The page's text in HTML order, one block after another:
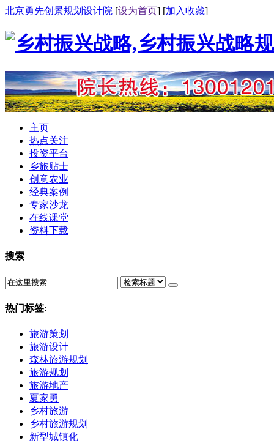
北京勇先创景规划设计院 [设为首页] [加入收藏]
主页
热点关注
投资平台
乡旅贴士
创意农业
经典案例
专家沙龙
在线课堂
资料下载
搜索
热门标签:
旅游策划
旅游设计
森林旅游规划
旅游规划
旅游地产
夏家勇
乡村旅游
乡村旅游规划
新型城镇化